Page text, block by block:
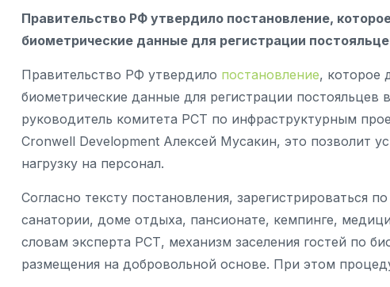
Правительство РФ утвердило постановление,
биометрические данные для регистрации
Правительство РФ утвердило постановление, которое
биометрические данные для регистрации постояльцев
руководитель комитета РСТ по инфраструктурным
Cronwell Development Алексей Мусакин, это позволит
нагрузку на персонал.
Согласно тексту постановления, зарегистрироваться
санатории, доме отдыха, пансионате, кемпинге,
словам эксперта РСТ, механизм заселения гостей по
размещения на добровольной основе. При этом